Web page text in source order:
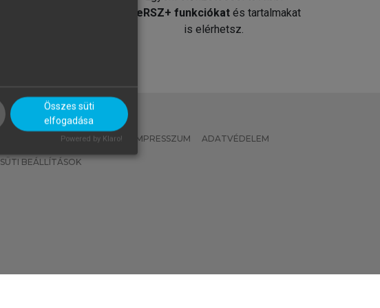
MeRSZ+ funkciókat és tartalmakat
is elérhetsz.
MI – ÁLTALÁNOS IRÁNYELVEK IMPRESSZUM ADATVÉDELEM
SÜTI BEÁLLÍTÁSOK
Összes süti
elfogadása
Powered by Klaro!